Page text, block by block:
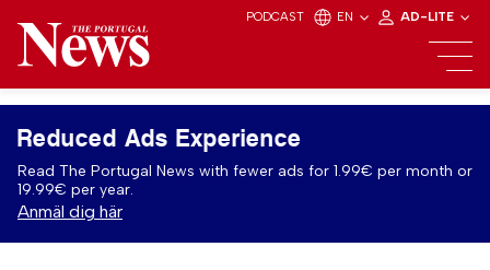
PODCAST EN AD-LITE
Reduced Ads Experience
Read The Portugal News with fewer ads for 1.99€ per month or
19.99€ per year.
Anmäl dig här